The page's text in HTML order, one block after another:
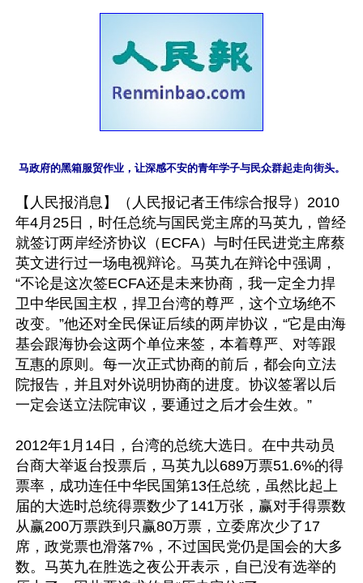
马政府的黑箱服贸作业，让深感不安的青年学子与民众群起走向街头。
【人民报消息】（人民报记者王伟综合报导）2010
年4月25日，时任总统与国民党主席的马英九，曾经
就签订两岸经济协议（ECFA）与时任民进党主席蔡
英文进行过一场电视辩论。马英九在辩论中强调，
“不论是这次签ECFA还是未来协商，我一定全力捍
卫中华民国主权，捍卫台湾的尊严，这个立场绝不
改变。”他还对全民保证后续的两岸协议，“它是由海
基会跟海协会这两个单位来签，本着尊严、对等跟
互惠的原则。每一次正式协商的前后，都会向立法
院报告，并且对外说明协商的进度。协议签署以后
一定会送立法院审议，要通过之后才会生效。”
2012年1月14日，台湾的总统大选日。在中共动员
台商大举返台投票后，马英九以689万票51.6%的得
票率，成功连任中华民国第13任总统，虽然比起上
届的大选时总统得票数少了141万张，赢对手得票数
从赢200万票跌到只赢80万票，立委席次少了17
席，政党票也滑落7%，不过国民党仍是国会的大多
数。马英九在胜选之夜公开表示，自已没有选举的